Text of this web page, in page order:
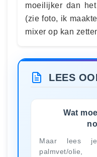
moeilijker dan
(zie foto, ik
mixer op kan
LEES
Wat
Maar lees
palmvet/